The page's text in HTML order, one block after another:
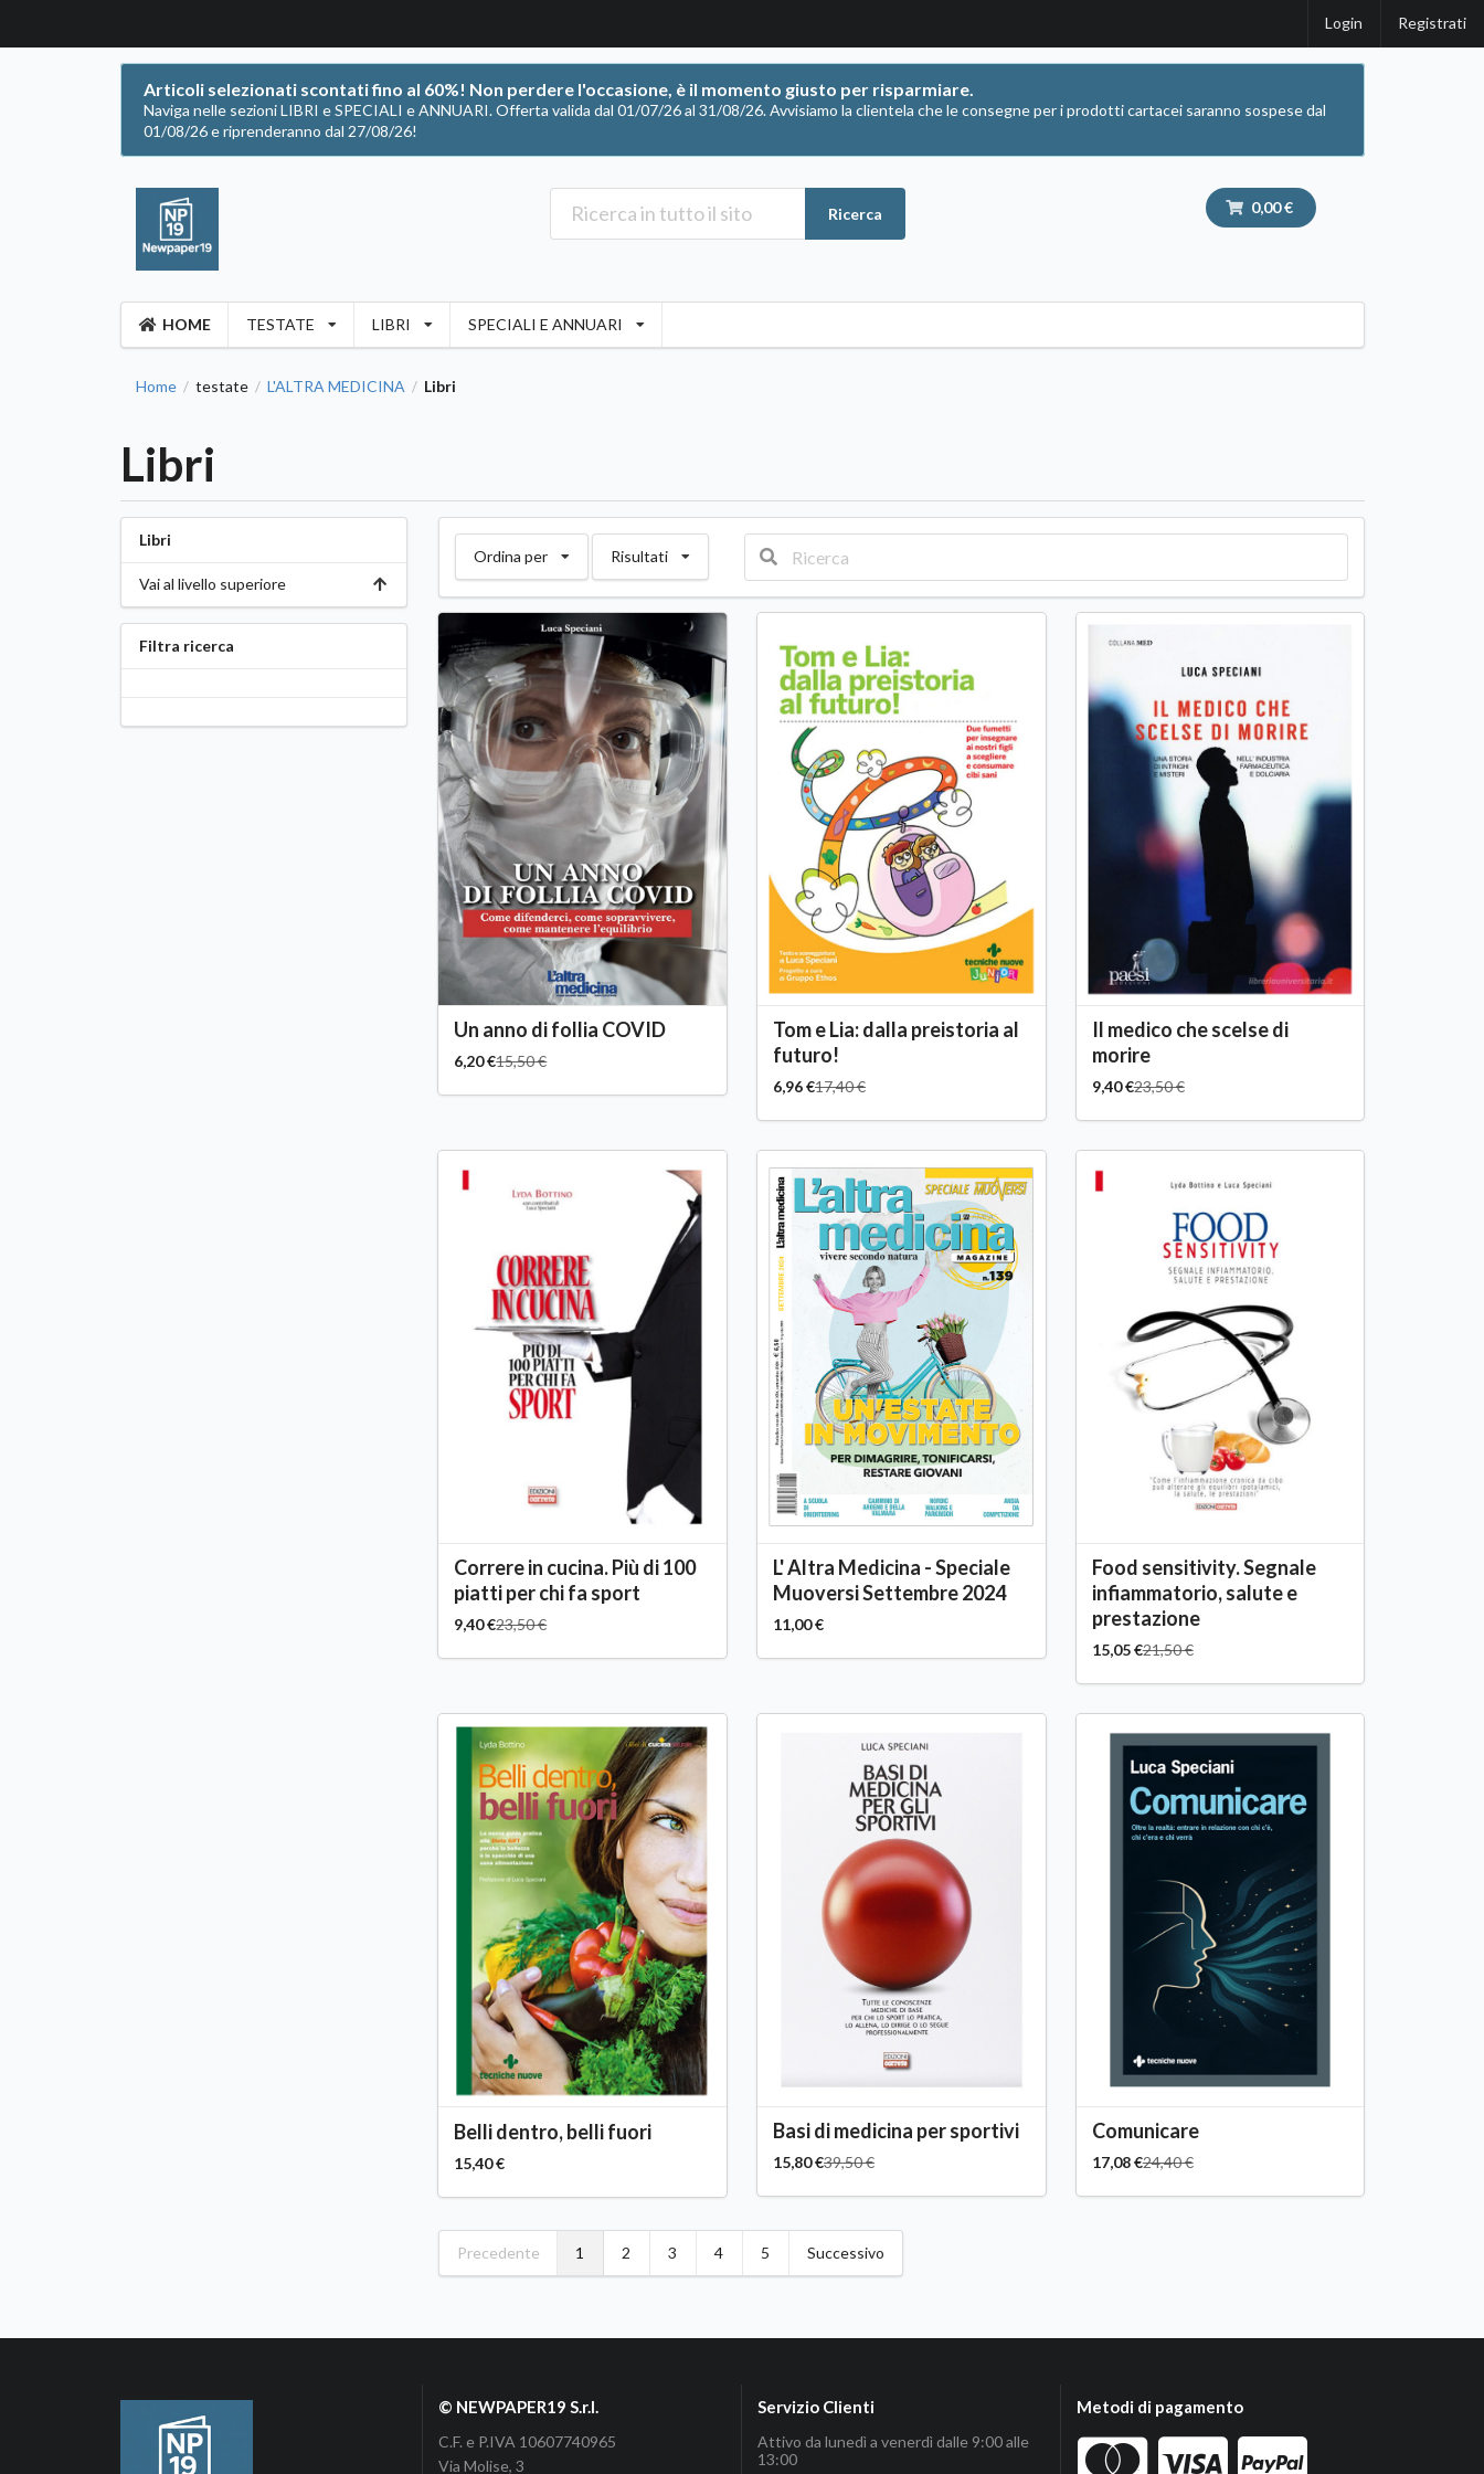
Login Registrati
Articoli selezionati scontati fino al 60%! Non perdere l'occasione, è il momento giusto per risparmiare.
Naviga nelle sezioni LIBRI e SPECIALI e ANNUARI. Offerta valida dal 01/07/26 al 31/08/26. Avvisiamo la clientela che le consegne per i prodotti cartacei saranno sospese dal
01/08/26 e riprenderanno dal 27/08/26!
Ricerca 0,00 €
HOME TESTATE LIBRI SPECIALI E ANNUARI
Home / testate / L'ALTRA MEDICINA / Libri
Libri
Libri
Vai al livello superiore
Filtra ricerca
Ordina per Risultati
Un anno di follia COVID
6,20 €15,50 €
Tom e Lia: dalla preistoria al
futuro!
6,96 €17,40 €
Il medico che scelse di
morire
9,40 €23,50 €
Correre in cucina. Più di 100
piatti per chi fa sport
9,40 €23,50 €
L' Altra Medicina - Speciale
Muoversi Settembre 2024
11,00 €
Food sensitivity. Segnale
infiammatorio, salute e
prestazione
15,05 €21,50 €
Belli dentro, belli fuori
15,40 €
Basi di medicina per sportivi
15,80 €39,50 €
Comunicare
17,08 €24,40 €
Precedente 1 2 3 4 5 Successivo
© NEWPAPER19 S.r.l.
C.F. e P.IVA 10607740965
Via Molise, 3
Servizio Clienti
Attivo da lunedì a venerdì dalle 9:00 alle
13:00
Metodi di pagamento